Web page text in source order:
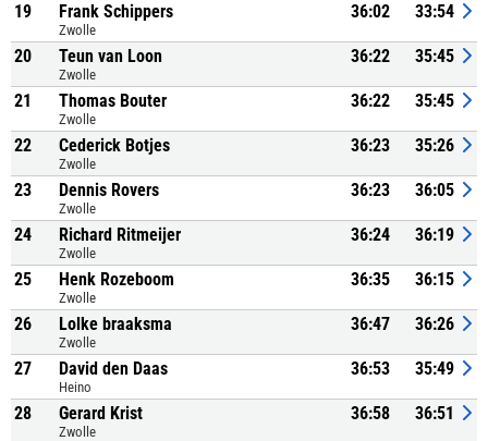
19 Frank Schippers
Zwolle
36:02 33:54
20 Teun van Loon
Zwolle
36:22 35:45
21 Thomas Bouter
Zwolle
36:22 35:45
22 Cederick Botjes
Zwolle
36:23 35:26
23 Dennis Rovers
Zwolle
36:23 36:05
24 Richard Ritmeijer
Zwolle
36:24 36:19
25 Henk Rozeboom
Zwolle
36:35 36:15
26 Lolke braaksma
Zwolle
36:47 36:26
27 David den Daas
Heino
36:53 35:49
28 Gerard Krist
Zwolle
36:58 36:51